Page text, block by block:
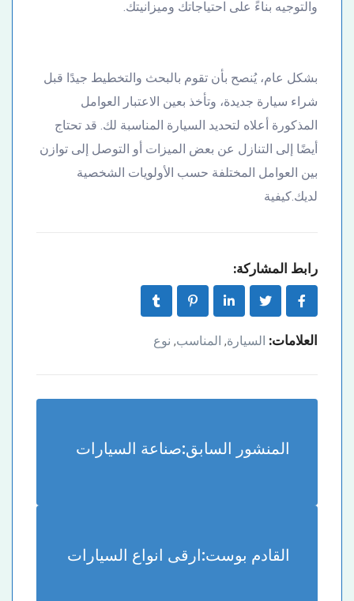
والتوجيه بناءً على احتياجاتك وميزانيتك.
بشكل عام، يُنصح بأن تقوم بالبحث والتخطيط جيدًا قبل
شراء سيارة جديدة، وتأخذ بعين الاعتبار العوامل
المذكورة أعلاه لتحديد السيارة المناسبة لك. قد تحتاج
أيضًا إلى التنازل عن بعض الميزات أو التوصل إلى توازن
بين العوامل المختلفة حسب الأولويات الشخصية
لديك.كيفية
رابط المشاركة:
العلامات: السيارة, المناسب, نوع
المنشور السابق:صناعة السيارات
القادم بوست:ارقى انواع السيارات